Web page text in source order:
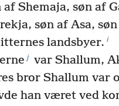
af Shemaja, søn af
søn af Asa,
landsbyer. i
j var Shallum,
bror Shallum var
han været ved